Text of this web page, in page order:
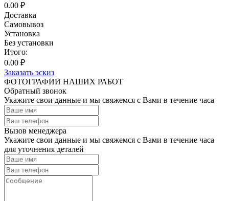
0.00 ₽
Доставка
Самовывоз
Установка
Без установки
Итого:
0.00 ₽
Заказать эскиз
ФОТОГРАФИИ НАШИХ РАБОТ
Обратный звонок
Укажите свои данные и мы свяжемся с Вами в течение часа
Вызов менеджера
Укажите свои данные и мы свяжемся с Вами в течение часа
для уточнения деталей